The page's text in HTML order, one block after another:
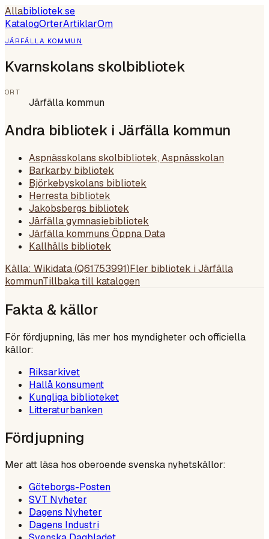
Allabibliotek.se
KatalogOrterArtiklarOm
JÄRFÄLLA KOMMUN
Kvarnskolans skolbibliotek
ORT
Järfälla kommun
Andra bibliotek i Järfälla kommun
Aspnässkolans skolbibliotek, Aspnässkolan
Barkarby bibliotek
Björkebyskolans bibliotek
Herresta bibliotek
Jakobsbergs bibliotek
Järfälla gymnasiebibliotek
Järfälla kommuns Öppna Data
Kallhälls bibliotek
Källa: Wikidata (Q61753991)Fler bibliotek i Järfälla
kommunTillbaka till katalogen
Fakta & källor
För fördjupning, läs mer hos myndigheter och officiella
källor:
Riksarkivet
Hallå konsument
Kungliga biblioteket
Litteraturbanken
Fördjupning
Mer att läsa hos oberoende svenska nyhetskällor:
Göteborgs-Posten
SVT Nyheter
Dagens Nyheter
Dagens Industri